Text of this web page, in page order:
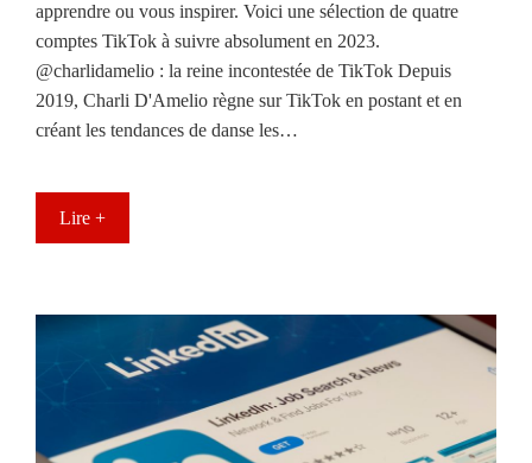
apprendre ou vous inspirer. Voici une sélection de quatre
comptes TikTok à suivre absolument en 2023.
@charlidamelio : la reine incontestée de TikTok Depuis
2019, Charli D'Amelio règne sur TikTok en postant et en
créant les tendances de danse les…
Lire +